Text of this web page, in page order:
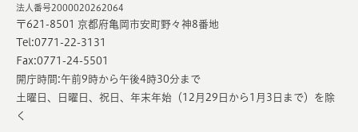
法人番号2000020262064
〒621-8501 京都府亀岡市安町野々神8番地
Tel:0771-22-3131
Fax:0771-24-5501
開庁時間:午前9時から午後4時30分まで
土曜日、日曜日、祝日、年末年始（12月29日から1月3日まで）を除
く